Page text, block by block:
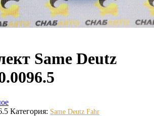
Same Deutz
Категория: Same Deutz Fahr